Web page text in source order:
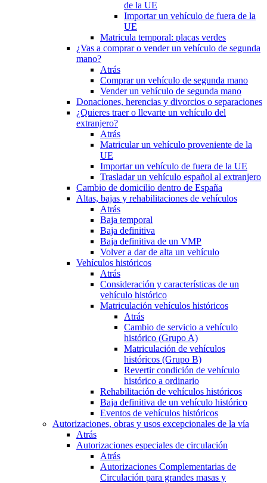
de la UE
Importar un vehículo de fuera de la
UE
Matricula temporal: placas verdes
¿Vas a comprar o vender un vehículo de segunda
mano?
Atrás
Comprar un vehículo de segunda mano
Vender un vehículo de segunda mano
Donaciones, herencias y divorcios o separaciones
¿Quieres traer o llevarte un vehículo del
extranjero?
Atrás
Matricular un vehículo proveniente de la
UE
Importar un vehículo de fuera de la UE
Trasladar un vehículo español al extranjero
Cambio de domicilio dentro de España
Altas, bajas y rehabilitaciones de vehículos
Atrás
Baja temporal
Baja definitiva
Baja definitiva de un VMP
Volver a dar de alta un vehículo
Vehículos históricos
Atrás
Consideración y características de un
vehículo histórico
Matriculación vehículos históricos
Atrás
Cambio de servicio a vehículo
histórico (Grupo A)
Matriculación de vehículos
históricos (Grupo B)
Revertir condición de vehículo
histórico a ordinario
Rehabilitación de vehículos históricos
Baja definitiva de un vehículo histórico
Eventos de vehículos históricos
Autorizaciones, obras y usos excepcionales de la vía
Atrás
Autorizaciones especiales de circulación
Atrás
Autorizaciones Complementarias de
Circulación para grandes masas y